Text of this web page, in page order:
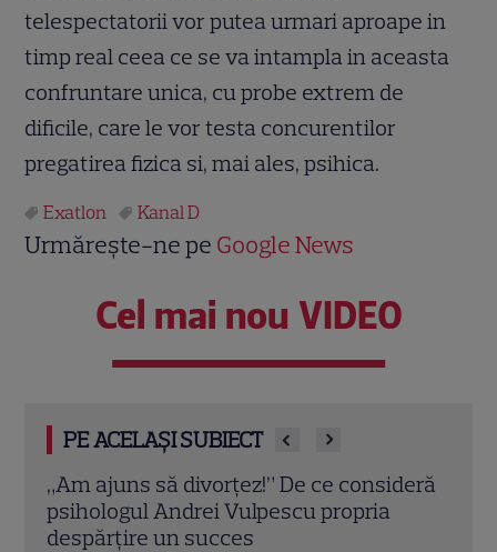
telespectatorii vor putea urmari aproape in
timp real ceea ce se va intampla in aceasta
confruntare unica, cu probe extrem de
dificile, care le vor testa concurentilor
pregatirea fizica si, mai ales, psihica.
Exatlon Kanal D
Urmărește-ne pe Google News
Cel mai nou VIDEO
PE ACELAȘI SUBIECT
„Am ajuns să divorțez!” De ce consideră
psihologul Andrei Vulpescu propria
despărțire un succes
Eva